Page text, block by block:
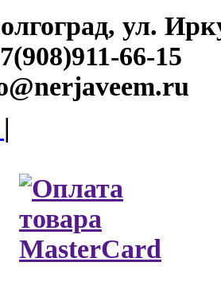
ул.
66-15
|